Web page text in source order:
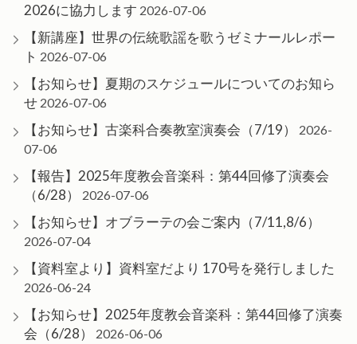
2026に協力します 2026-07-06
【新講座】世界の伝統歌謡を歌うゼミナールレポー
ト 2026-07-06
【お知らせ】夏期のスケジュールについてのお知ら
せ 2026-07-06
【お知らせ】古楽科合奏教室演奏会（7/19）
2026-
07-06
【報告】2025年度教会音楽科：第44回修了演奏会
（6/28）
2026-07-06
【お知らせ】オブラーテの会ご案内（7/11,8/6）
2026-07-04
【資料室より】資料室だより 170号を発行しました
2026-06-24
【お知らせ】2025年度教会音楽科：第44回修了演奏
会（6/28）
2026-06-06